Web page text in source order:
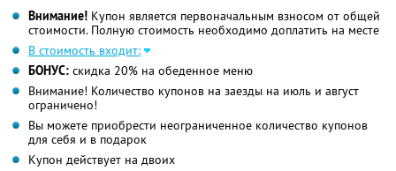
Внимание! Купон является первоначальным взносом от общей
стоимости. Полную стоимость необходимо доплатить на месте
В стоимость входит:
БОНУС: скидка 20% на обеденное меню
Внимание! Количество купонов на заезды на июль и август
ограничено!
Вы можете приобрести неограниченное количество купонов
для себя и в подарок
Купон действует на двоих